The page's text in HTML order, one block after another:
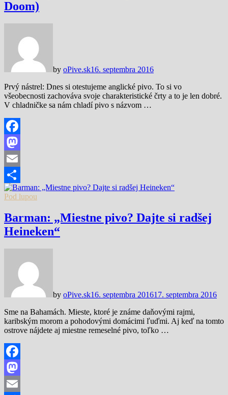
Doom)
by oPive.sk16. septembra 2016
Prvý nástrel: Dnes si otestujeme anglické pivo. To si vo
všeobecnosti zachováva svoje charakteristické črty a to je len dobré.
V chladničke sa nám chladí pivo s názvom …
Facebook
Mastodon
Email
Share
Pod lupou
Barman: „Miestne pivo? Dajte si radšej
Heineken“
by oPive.sk16. septembra 201617. septembra 2016
Sme na Bahamách. Mieste, ktoré je známe daňovými rajmi,
karibským morom a pohodovými domácimi ľuďmi. Aj keď na tomto
ostrove nájdete aj miestne remeselné pivo, toľko …
Facebook
Mastodon